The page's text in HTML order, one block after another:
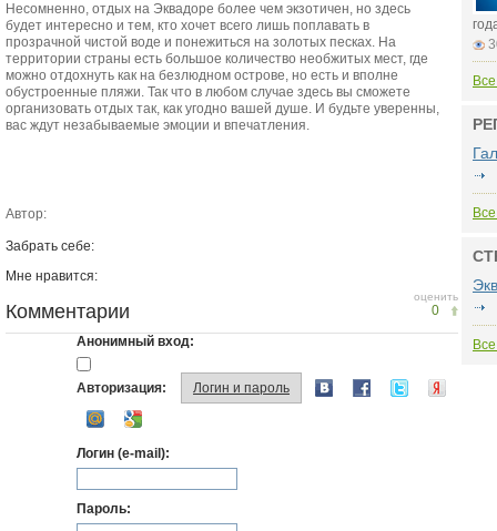
Несомненно, отдых на Эквадоре более чем экзотичен, но здесь
будет интересно и тем, кто хочет всего лишь поплавать в
прозрачной чистой воде и понежиться на золотых песках. На
территории страны есть большое количество необжитых мест, где
можно отдохнуть как на безлюдном острове, но есть и вполне
обустроенные пляжи. Так что в любом случае здесь вы сможете
организовать отдых так, как угодно вашей душе. И будьте уверенны,
вас ждут незабываемые эмоции и впечатления.
Автор:
Забрать себе:
Мне нравится:
оценить
0
Комментарии
Анонимный вход:
Авторизация: Логин и пароль
Логин (e-mail):
Пароль: